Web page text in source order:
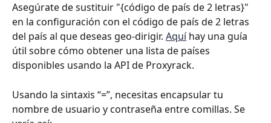
Asegúrate de sustituir "{código de país de 2 letras}"
en la configuración con el código de país de 2 letras
del país al que deseas geo-dirigir. Aquí hay una guía
útil sobre cómo obtener una lista de países
disponibles usando la API de Proxyrack.
Usando la sintaxis “=”, necesitas encapsular tu
nombre de usuario y contraseña entre comillas. Se